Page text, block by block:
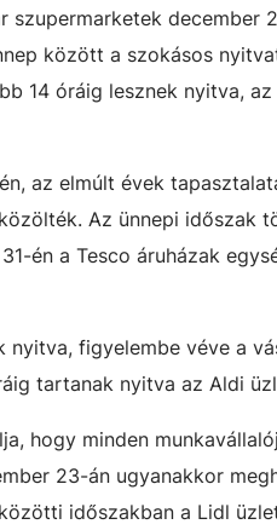
szupermarketek december
között a szokásos
14 óráig lesznek nyitva,
az elmúlt évek
Az ünnepi időszak
én a Tesco áruházak
figyelembe véve a
tartanak nyitva az Aldi
hogy minden
23-án ugyanakkor
időszakban a Lidl